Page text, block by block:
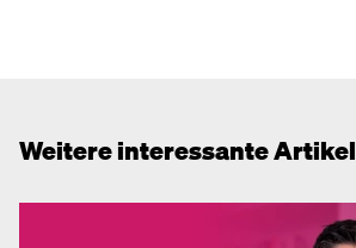
Weitere interessante Artikel